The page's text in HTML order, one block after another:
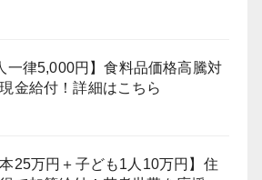
一律5,000円】食料品価格高騰対
金給付！詳細はこちら
本25万円＋子ども1人10万円】住